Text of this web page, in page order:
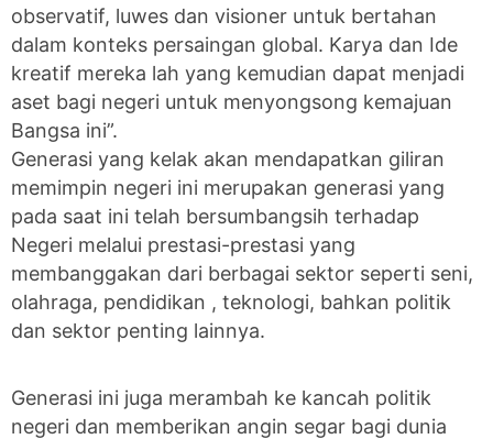
observatif, luwes dan visioner untuk bertahan
dalam konteks persaingan global. Karya dan Ide
kreatif mereka lah yang kemudian dapat menjadi
aset bagi negeri untuk menyongsong kemajuan
Bangsa ini”.
Generasi yang kelak akan mendapatkan giliran
memimpin negeri ini merupakan generasi yang
pada saat ini telah bersumbangsih terhadap
Negeri melalui prestasi-prestasi yang
membanggakan dari berbagai sektor seperti seni,
olahraga, pendidikan , teknologi, bahkan politik
dan sektor penting lainnya.
Generasi ini juga merambah ke kancah politik
negeri dan memberikan angin segar bagi dunia